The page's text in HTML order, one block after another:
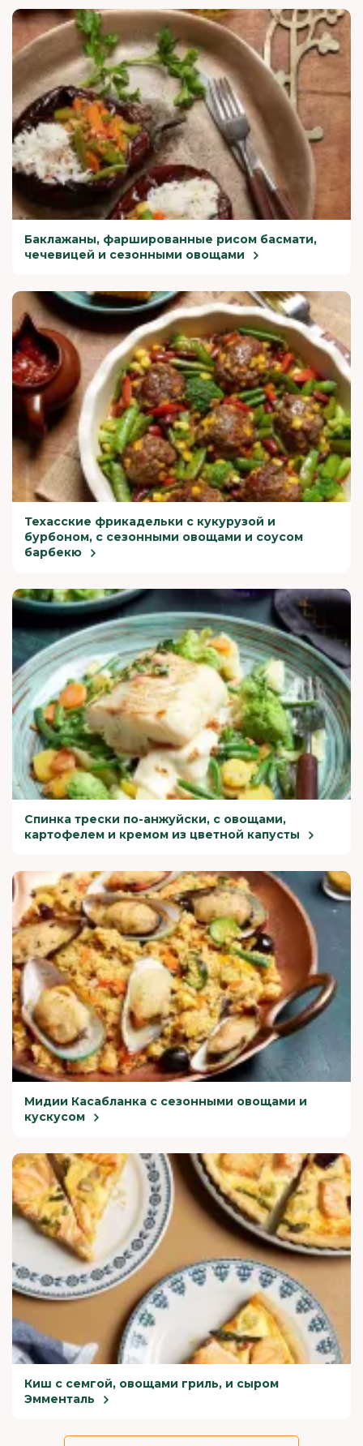
Баклажаны, фаршированные рисом басмати,
чечевицей и сезонными овощами
Техасские фрикадельки с кукурузой и
бурбоном, с сезонными овощами и соусом
барбекю
Спинка трески по-анжуйски, с овощами,
картофелем и кремом из цветной капусты
Мидии Касабланка с сезонными овощами и
кускусом
Киш с семгой, овощами гриль, и сыром
Эмменталь